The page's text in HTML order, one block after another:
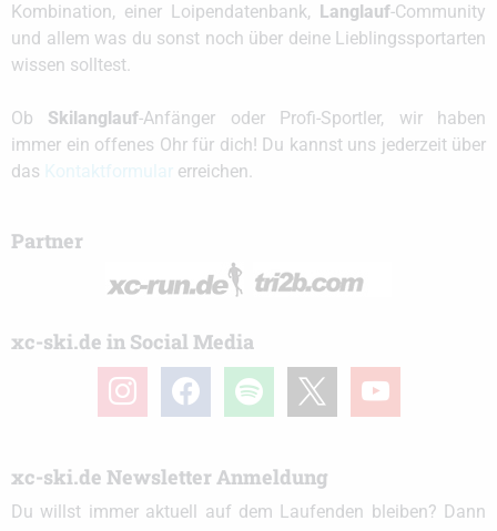
Kombination, einer Loipendatenbank,
Langlauf-Community
und allem was du sonst noch über deine Lieblingssportarten
wissen solltest.
Ob Skilanglauf-Anfänger oder Profi-Sportler, wir haben
immer ein offenes Ohr für dich! Du kannst uns jederzeit über
das
erreichen.
Partner
xc-ski.de in Social Media
instagramfacebook spotify youtube
xc-ski.de Newsletter Anmeldung
Du willst immer aktuell auf dem Laufenden bleiben? Dann